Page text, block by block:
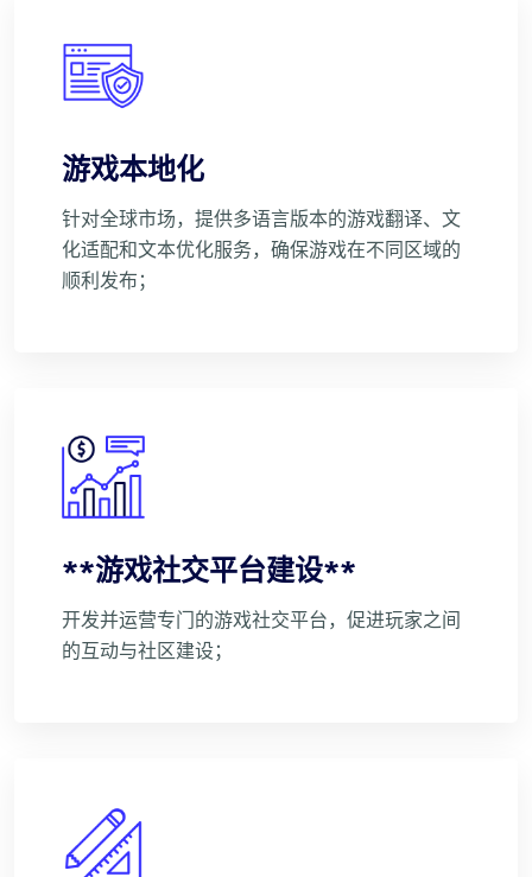
游戏本地化
针对全球市场，提供多语言版本的游戏翻译、文
化适配和文本优化服务，确保游戏在不同区域的
顺利发布；
**游戏社交平台建设**
开发并运营专门的游戏社交平台，促进玩家之间
的互动与社区建设；